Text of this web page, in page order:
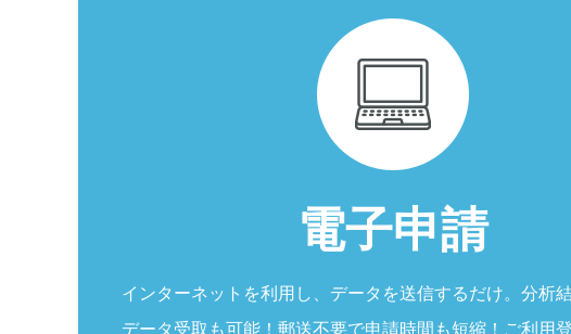
電子申請
インターネットを利用し、データを送信するだけ。分析
データ受取も可能！郵送不要で申請時間も短縮！ご利用